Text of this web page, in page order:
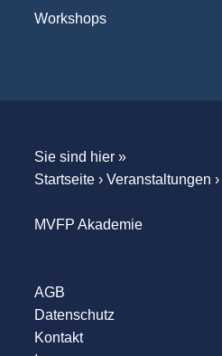
Workshops
Sie sind hier »
Startseite› Veranstaltungen ›
MVFP Akademie
AGB
Datenschutz
Kontakt